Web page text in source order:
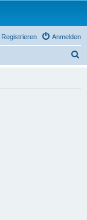
Anmelden
Registrieren